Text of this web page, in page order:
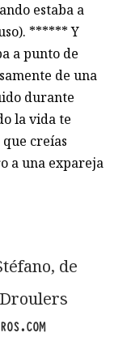
estaba a
****** Y
a punto de
de una
durante
la vida te
creías
a una expareja
de